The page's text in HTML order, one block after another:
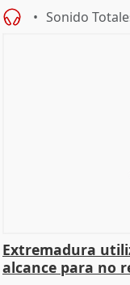
Sonido
Extremadura
alcance para no